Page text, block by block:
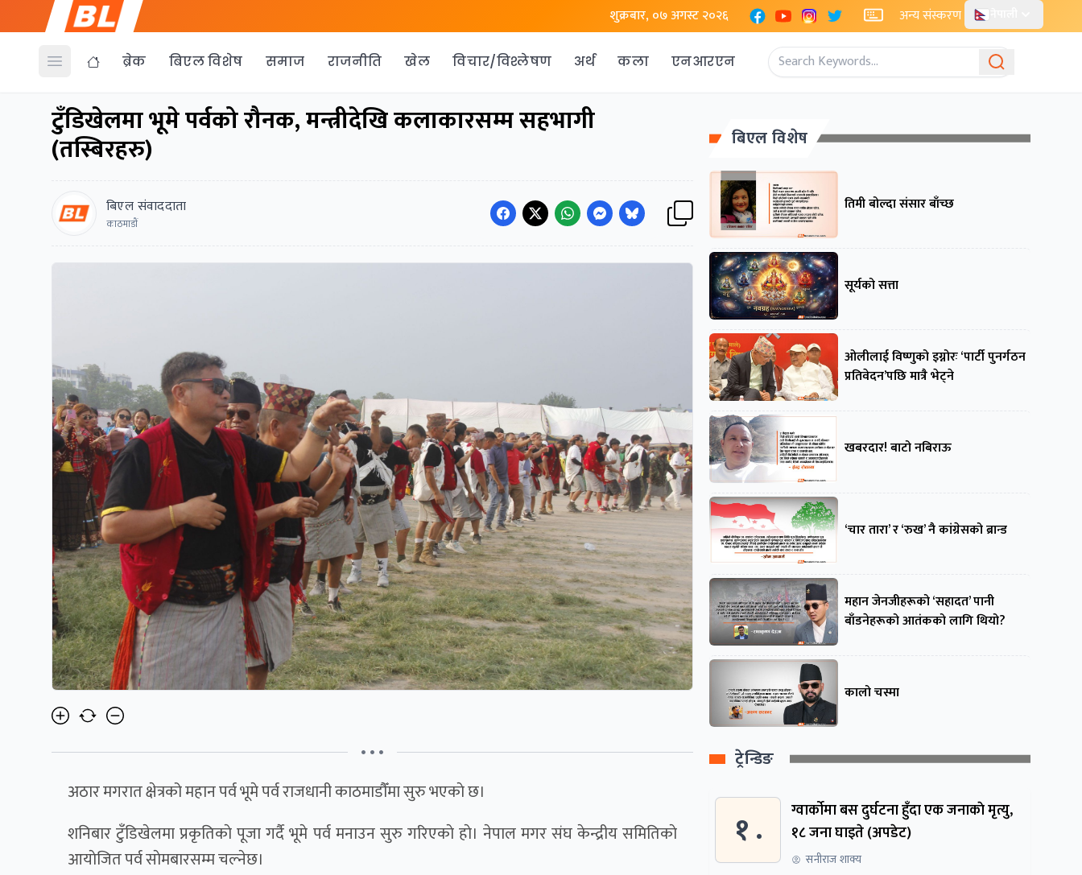
शुक्रबार, ०७ अगस्ट २०२६ FacebookYouTubeInstagram
X अन्य संस्करण
Open menu ब्रेक बिएल विशेष समाज राजनीति खेल विचार/विश्लेषण अर्थ कला एनआरएन
टुँडिखेलमा भूमे पर्वको रौनक, मन्त्रीदेखि कलाकारसम्म सहभागी
(तस्बिरहरु)
बिएल संवाददाता
काठमाडाैं
• • •
अठार मगरात क्षेत्रको महान पर्व भूमे पर्व राजधानी काठमाडाैँमा सुरु भएकाे छ।
शनिबार टुँडिखेलमा प्रकृतिकाे पूजा गर्दै भूमे पर्व मनाउन सुरु गरिएकाे हाे। नेपाल मगर संघ केन्द्रीय समितिकाे
आयाेजित पर्व साेमबारसम्म चल्नेछ।
बिएल विशेष
तिमी बोल्दा संसार बाँच्छ
सूर्यको सत्ता
ओलीलाई विष्णुको इग्नोरः ‘पार्टी पुनर्गठन
प्रतिवेदन’पछि मात्रै भेट्ने
खबरदार! बाटो नबिराऊ
‘चार तारा’ र ‘रुख’ नै कांग्रेसको ब्रान्ड
महान जेनजीहरूको ‘सहादत’ पानी
बाँडनेहरूको आतंकको लागि थियो?
कालो चस्मा
ट्रेन्डिङ
१ .
ग्वार्काेमा बस दुर्घटना हुँदा एक जनाकाे मृत्यु,
१८ जना घाइते (अपडेट)
सनीराज शाक्य